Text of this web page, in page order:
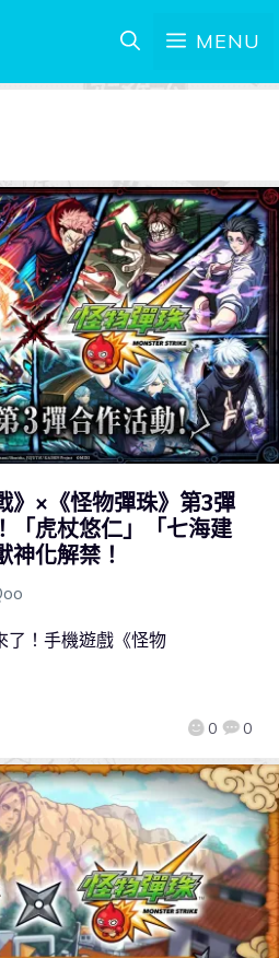
MENU
》×《怪物彈珠》第3彈
「虎杖悠仁」「七海建
神化解禁！
0 0
了！手機遊戲《怪物